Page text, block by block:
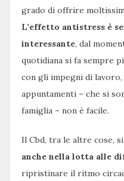
grado di offrire
L’effetto antistress è
interessante, dal
quotidiana si fa sempre
con gli impegni di lavoro,
appuntamenti – che si
famiglia – non è facile.
Il Cbd, tra le altre cose,
anche nella lotta alle
ripristinare il ritmo